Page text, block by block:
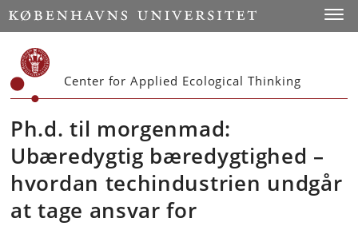
Start
Center for Applied Ecological Thinking
Ph.d. til morgenmad:
Ubæredygtig bæredygtighed –
hvordan techindustrien undgår
at tage ansvar for